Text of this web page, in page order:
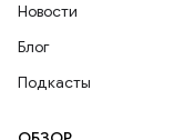
Новости
Блог
Подкасты